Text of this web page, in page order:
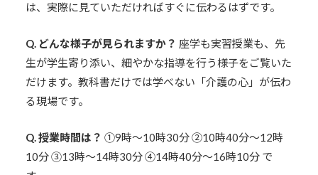
は、実際に見ていただければすぐに伝わるはずです。
Q. どんな様子が見られますか？ 座学も実習授業も、先
生が学生寄り添い、細やかな指導を行う様子をご覧いた
だけます。教科書だけでは学べない「介護の心」が伝わ
る現場です。
Q. 授業時間は？ ①9時〜10時30分 ②10時40分〜12時
10分 ③13時〜14時30分 ④14時40分〜16時10分 で